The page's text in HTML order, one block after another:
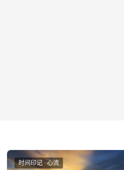
时间印记 · 心流